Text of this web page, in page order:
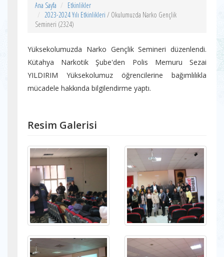
Ana Sayfa
Etkinlikler
2023-2024 Yılı Etkinlikleri / Okulumuzda Narko Gençlik
Semineri (2324)
Yüksekolumuzda Narko Gençlik Semineri düzenlendi.
Kütahya Narkotik Şube'den Polis Memuru Sezai
YILDIRIM Yüksekolumuz öğrencilerine bağımlılıkla
mücadele hakkında bilgilendirme yaptı.
Resim Galerisi